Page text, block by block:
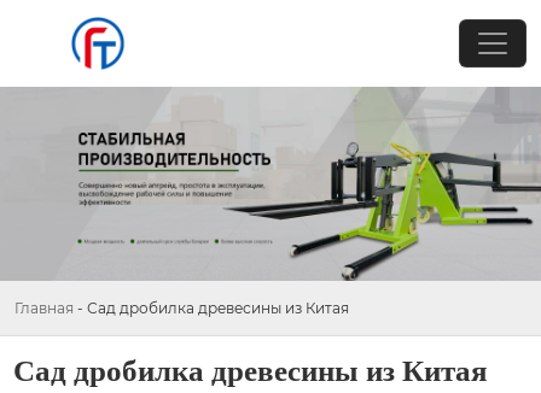
Главная - Сад дробилка древесины из Китая
Сад дробилка древесины из Китая